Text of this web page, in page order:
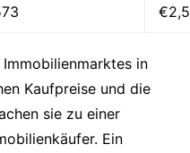
in
Kaufpreise und die
sie zu einer
Ein